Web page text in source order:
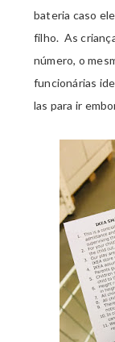
bateria caso
filho. As
número, o
funcionárias
las para ir